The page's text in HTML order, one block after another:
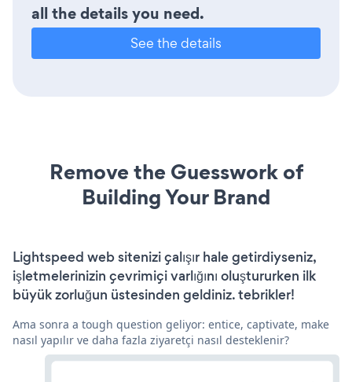
all the details you need.
See the details
Remove the Guesswork of
Building Your Brand
Lightspeed web sitenizi çalışır hale getirdiyseniz,
işletmelerinizin çevrimiçi varlığını oluştururken ilk
büyük zorluğun üstesinden geldiniz. tebrikler!
Ama sonra a tough question geliyor: entice, captivate, make
nasıl yapılır ve daha fazla ziyaretçi nasıl desteklenir?